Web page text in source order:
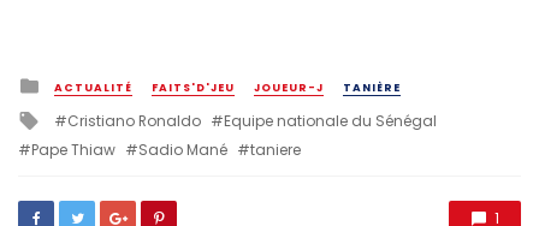
Posted
in
ACTUALITÉ FAITS'D'JEU JOUEUR-J TANIÈRE
Tagged
with
Cristiano Ronaldo
Equipe nationale du Sénégal
Pape Thiaw
Sadio Mané taniere
1